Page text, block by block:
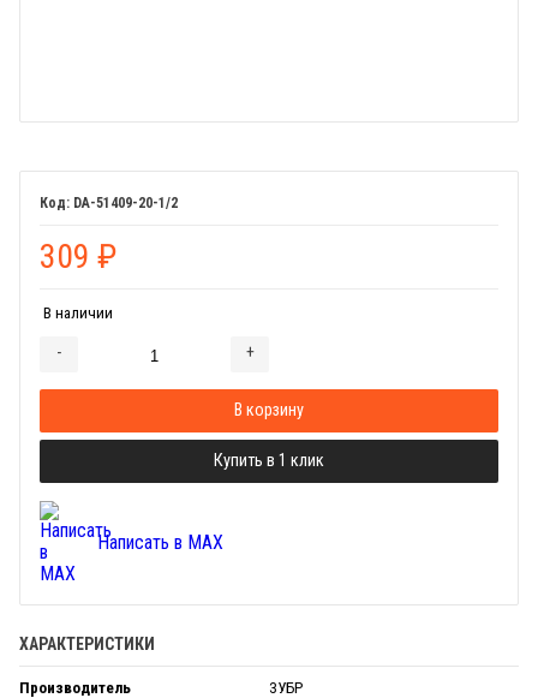
DA-51409-20-1/2
309 ₽
В наличии
- +
В корзину
Купить в 1 клик
Написать в MAX
ХАРАКТЕРИСТИКИ
Производитель ЗУБР